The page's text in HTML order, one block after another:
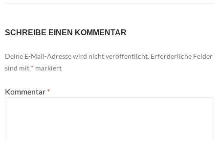
SCHREIBE EINEN KOMMENTAR
Deine E-Mail-Adresse wird nicht veröffentlicht. Erforderliche Felder
sind mit * markiert
Kommentar *